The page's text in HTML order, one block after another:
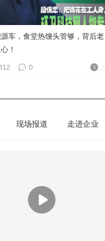
车，食堂热馒头管够，背后老
！
0 ::
现场报道 走进企业